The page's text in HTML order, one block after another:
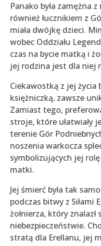
Panako była zamężna
również łucznikiem z
miała dwójkę dzieci.
wobec Oddziału
czas na bycie matką i
jej rodzina jest dla niej
Ciekawostką z jej życia
księżniczką, zawsze
Zamiast tego,
stroje, które ułatwiały
terenie Gór
noszenia warkocza
symbolizujących jej
matki.
Jej śmierć była tak
podczas bitwy z Siłami
żołnierza, który
niebezpieczeństwie.
stratą dla Erellanu, jej